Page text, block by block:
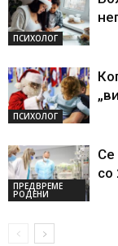
ПСИХОЛОГ
ПСИХОЛОГ
ПРЕДВРЕМЕ
РОДЕНИ
Се
со